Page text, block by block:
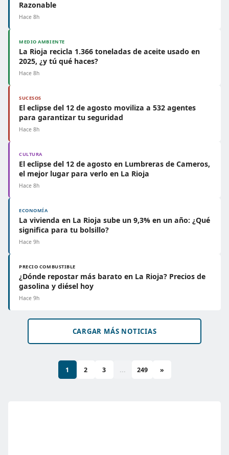
Razonable
Hace 8h
MEDIO AMBIENTE
La Rioja recicla 1.366 toneladas de aceite usado en
2025, ¿y tú qué haces?
Hace 8h
SUCESOS
El eclipse del 12 de agosto moviliza a 532 agentes
para garantizar tu seguridad
Hace 8h
CULTURA
El eclipse del 12 de agosto en Lumbreras de Cameros,
el mejor lugar para verlo en La Rioja
Hace 8h
ECONOMÍA
La vivienda en La Rioja sube un 9,3% en un año: ¿Qué
significa para tu bolsillo?
Hace 9h
PRECIO COMBUSTIBLE
¿Dónde repostar más barato en La Rioja? Precios de
gasolina y diésel hoy
Hace 9h
CARGAR MÁS NOTICIAS
1 2 3 ... 249 »